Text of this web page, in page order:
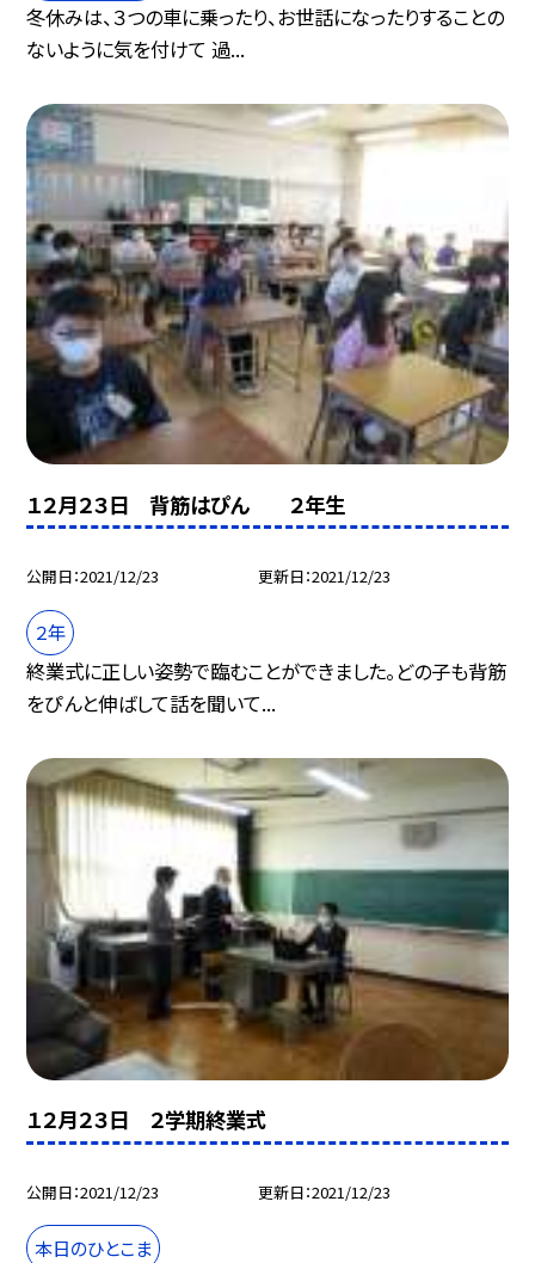
冬休みは、３つの車に乗ったり、お世話になったりすることの
ないように気を付けて 過...
１２月２３日 背筋はぴん ２年生
公開日 2021/12/23 更新日 2021/12/23
２年
終業式に正しい姿勢で臨むことができました。どの子も背筋
をぴんと伸ばして話を聞いて...
１２月２３日 ２学期終業式
公開日 2021/12/23 更新日 2021/12/23
本日のひとこま